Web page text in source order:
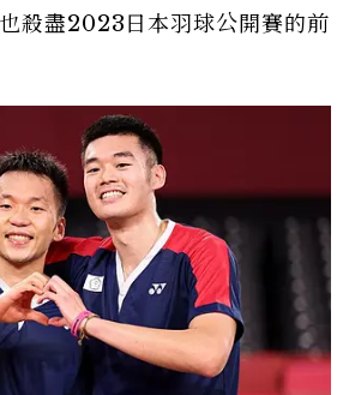
殺盡2023日本羽球公開賽的前